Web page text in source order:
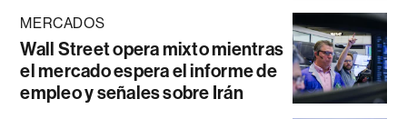
MERCADOS
Wall Street opera mixto mientras
el mercado espera el informe de
empleo y señales sobre Irán